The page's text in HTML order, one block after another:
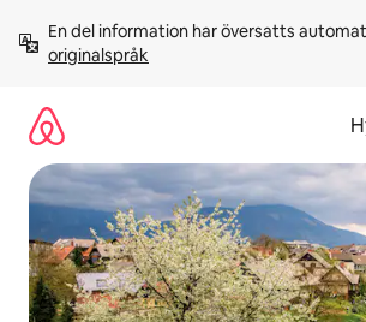
innehåll
En del information har översatts
originalspråk